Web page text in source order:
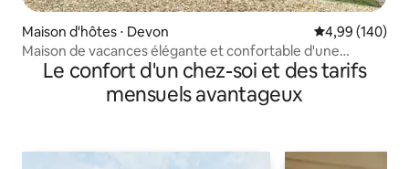
Maison d'hôtes ⋅ Devon Évaluation
4,99 (140)
Maison de vacances élégante et confortable d'une
chambre
Le confort d'un chez-soi et des tarifs
mensuels avantageux